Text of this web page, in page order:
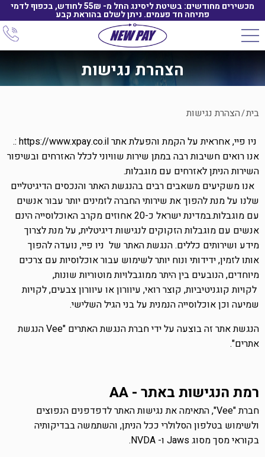
מכשירים מחודשים: בשיטת ליסינג החל מ- 55₪ לחודש, בכפוף לדמי
פתיחה חד פעמים. ניתן לשלם בהוראת קבע
הצהרת נגישות
בית/הצהרת נגישות
, אחראית על הקמת והפעלת אתר: https://www.xpay.co.il
.
אנו רואים חשיבות רבה במתן שירות שוויוני לכלל האזרחים ובשיפור
השירות הניתן לאזרחים עם מוגבלות.
אנו משקיעים משאבים רבים בהנגשת האתר והנכסים הדיגיטליים
שלנו על מנת להפוך את שירותי החברה לזמינים יותר עבור אנשים
עם מוגבלות.במדינת ישראל כ-20 אחוזים מקרב האוכלוסייה הינם
אנשים עם מוגבלות הזקוקים לנגישות דיגיטלית, על מנת לצרוך
מידע ושירותים כללים. הנגשת האתר של
, נועדה להפוך
אותו לזמין, ידידותי ונוח יותר לשימוש עבור אוכלוסיות עם צרכים
מיוחדים, הנובעים בין היתר ממוגבלויות מוטוריות שונות,
לקויות קוגניטיביות, קוצר רואי, עיוורון או עיוורון צבעים, לקויות
שמיעה וכן אוכלוסייה הנמנית על בני הגיל השלישי.
הנגשת אתר זה בוצעה על ידי חברת הנגשת האתרים "Veeהנגשת
אתרים".
רמת הנגישות באתר - AA
חברת "Vee", התאימה את נגישות האתר לדפדפנים הנפוצים
ולשימוש בטלפון הסלולרי ככל הניתן, והשתמשה בבדיקותיה
בקוראי מסך מסוגJaws ו- NVDA
.